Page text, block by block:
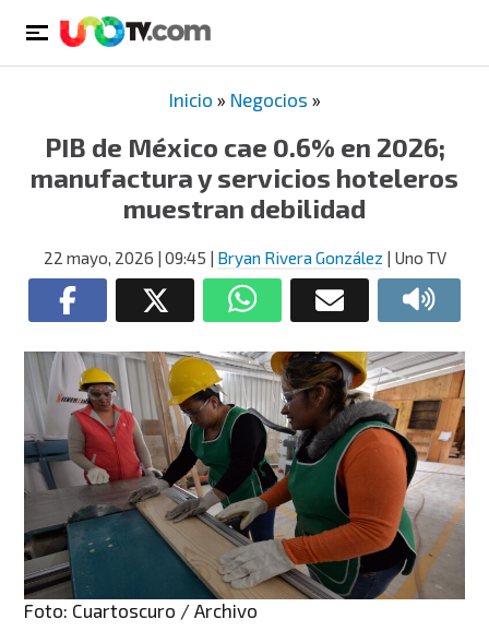
Inicio » Negocios »
PIB de México cae 0.6% en 2026;
manufactura y servicios hoteleros
muestran debilidad
22 mayo, 2026 | 09:45 | Bryan Rivera González | Uno TV
Foto: Cuartoscuro / Archivo